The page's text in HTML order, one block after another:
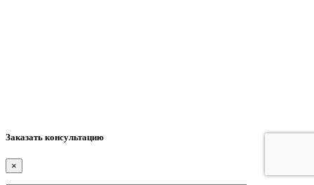
Заказать консультацию
×